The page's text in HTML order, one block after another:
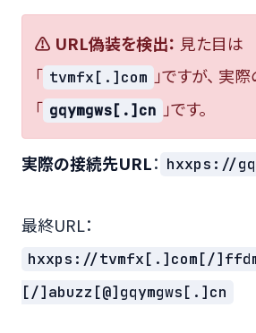
⚠ URL偽装を検出： 見た目は
「 tvmfx[.]com 」ですが、 実
「 gqymgws[.]cn 」です。
実際の接続先URL： hxxps://
最終URL：
hxxps://tvmfx[.]com[/
[/]abuzz[@]gqymgws[.]cn